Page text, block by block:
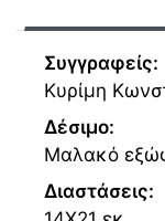
Συγγραφείς:
Κυρίμη
Δέσιμο:
Μαλακό
Διαστάσεις: